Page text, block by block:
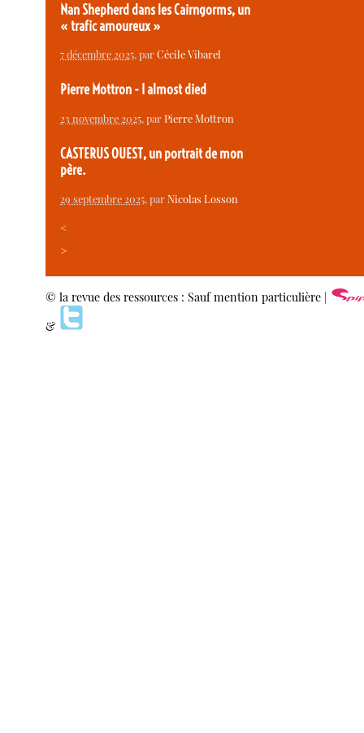
Nan Shepherd dans les Cairngorms, un
« trafic amoureux »
7 décembre 2025, parCécile Vibarel
Pierre Mottron - I almost died
23 novembre 2025, parPierre Mottron
CASTERUS OUEST, un portrait de mon
père.
29 septembre 2025, parNicolas Losson
<
>
© la revue des ressources : Sauf mention particulière |
&